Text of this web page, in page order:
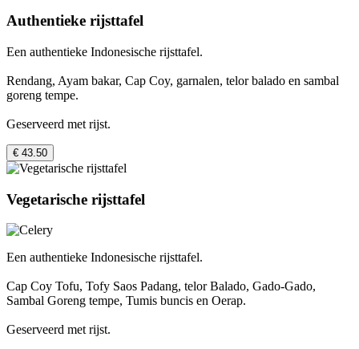
Authentieke rijsttafel
Een authentieke Indonesische rijsttafel.
Rendang, Ayam bakar, Cap Coy, garnalen, telor balado en sambal
goreng tempe.
Geserveerd met rijst.
€ 43.50
Vegetarische rijsttafel
Een authentieke Indonesische rijsttafel.
Cap Coy Tofu, Tofy Saos Padang, telor Balado, Gado-Gado,
Sambal Goreng tempe, Tumis buncis en Oerap.
Geserveerd met rijst.